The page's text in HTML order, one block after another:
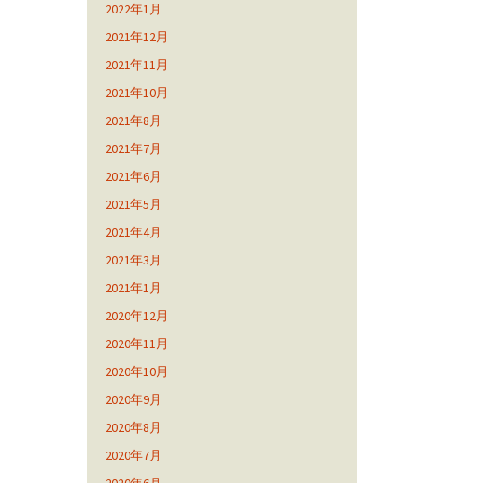
2022年1月
2021年12月
2021年11月
2021年10月
2021年8月
2021年7月
2021年6月
2021年5月
2021年4月
2021年3月
2021年1月
2020年12月
2020年11月
2020年10月
2020年9月
2020年8月
2020年7月